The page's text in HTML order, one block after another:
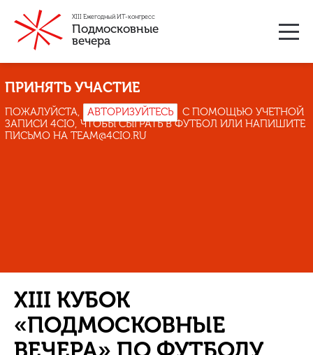
XIII Ежегодный ИТ-конгресс
Подмосковные
вечера
ПРИНЯТЬ УЧАСТИЕ
ПОЖАЛУЙСТА, АВТОРИЗУЙТЕСЬ
С ПОМОЩЬЮ УЧЕТНОЙ
ЗАПИСИ 4CIO, ЧТОБЫ СЫГРАТЬ В ФУТБОЛ ИЛИ НАПИШИТЕ
ПИСЬМО НА TEAM@4CIO.RU
XIII КУБОК
«ПОДМОСКОВНЫЕ